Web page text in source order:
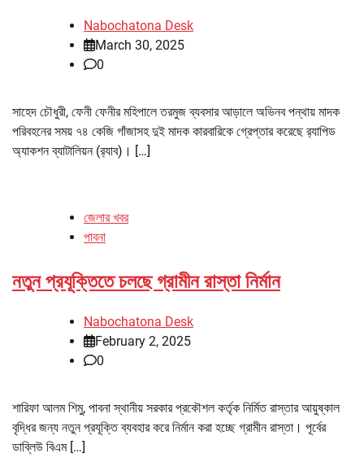
Nabochatona Desk
March 30, 2025
0
সাহেদ চৌধুরী, ফেনী ফেনীর মহিপালে তরমুজ ব্যবসার আড়ালে অভিনব পন্থায় মাদক
পরিবহনের সময় ৭৪ কেজি গাঁজাসহ দুই মাদক কারবারিকে গ্রেপ্তার করেছে র‌্যাপিড
অ্যাকশন ব্যাটালিয়ন (র‌্যাব)। […]
জেলার খবর
পাবনা
নতুন প্রযূক্তিতে চলছে গ্রামীন রাস্তা নির্মান
Nabochatona Desk
February 2, 2025
0
শারিফা আলম শিমু, পাবনা স্থানীয় সরকার প্রকৌশল কর্তৃক নির্মিত রাস্তার আয়ুষ্কাল
বৃদ্ধির জন্য নতুন প্রযূক্তি ব্যবহার করে নির্মান করা হচ্ছে গ্রামীন রাস্তা। পূর্বের
ডাব্লিউ বিএম […]